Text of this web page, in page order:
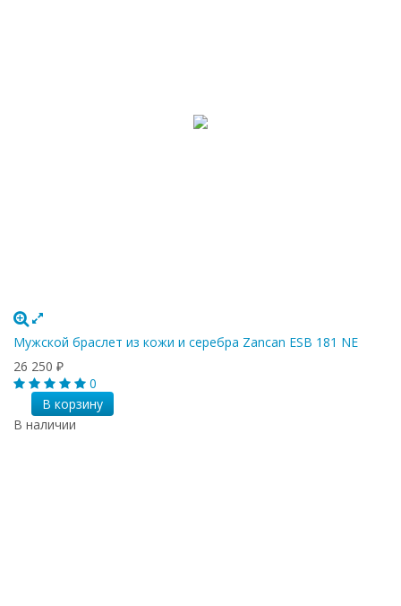
Мужской браслет из кожи и серебра Zancan ESB 181 NE
26 250 ₽
0
В корзину
В наличии